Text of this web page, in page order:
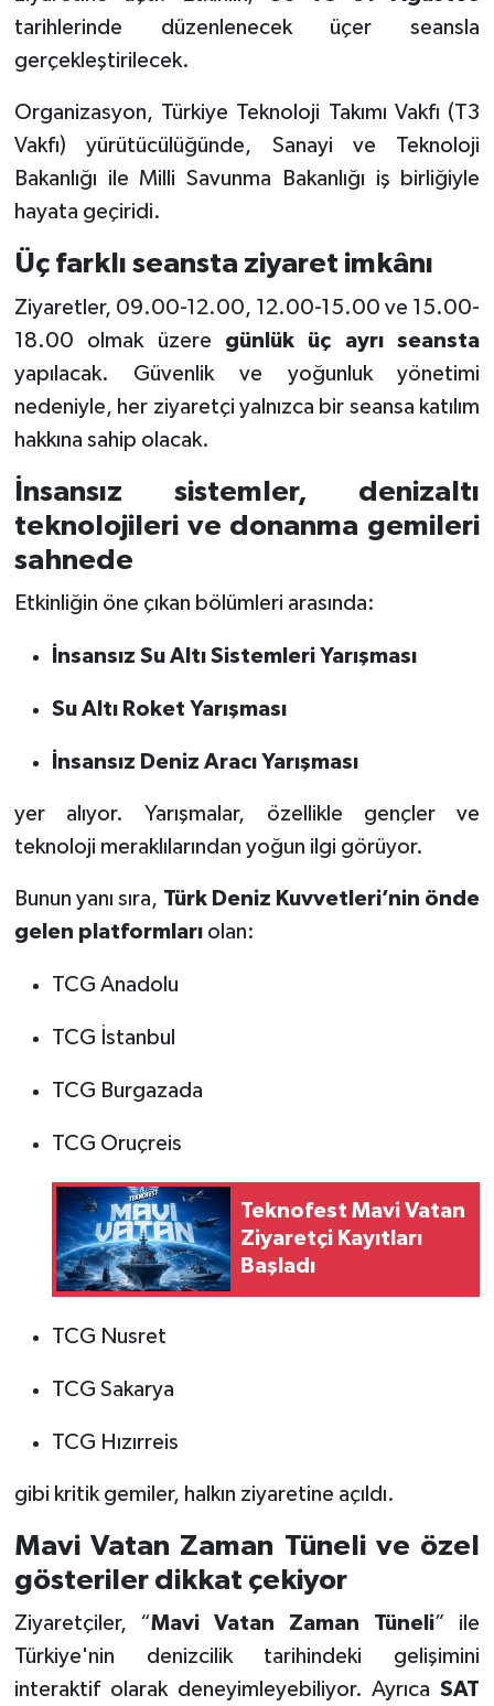
tarihlerinde düzenlenecek üçer seansla
gerçekleştirilecek.
Organizasyon, Türkiye Teknoloji Takımı Vakfı (T3
Vakfı) yürütücülüğünde, Sanayi ve Teknoloji
Bakanlığı ile Milli Savunma Bakanlığı iş birliğiyle
hayata geçiridi.
Üç farklı seansta ziyaret imkânı
Ziyaretler, 09.00-12.00, 12.00-15.00 ve 15.00-
18.00 olmak üzere günlük üç ayrı seansta
yapılacak. Güvenlik ve yoğunluk yönetimi
nedeniyle, her ziyaretçi yalnızca bir seansa katılım
hakkına sahip olacak.
İnsansız sistemler, denizaltı
teknolojileri ve donanma gemileri
sahnede
Etkinliğin öne çıkan bölümleri arasında:
İnsansız Su Altı Sistemleri Yarışması
Su Altı Roket Yarışması
İnsansız Deniz Aracı Yarışması
yer alıyor. Yarışmalar, özellikle gençler ve
teknoloji meraklılarından yoğun ilgi görüyor.
Bunun yanı sıra, Türk Deniz Kuvvetleri’nin önde
gelen platformlarıolan:
TCG Anadolu
TCG İstanbul
TCG Burgazada
TCG Oruçreis
Teknofest Mavi Vatan
Ziyaretçi Kayıtları
Başladı
TCG Nusret
TCG Sakarya
TCG Hızırreis
gibi kritik gemiler, halkın ziyaretine açıldı.
Mavi Vatan Zaman Tüneli ve özel
gösteriler dikkat çekiyor
Ziyaretçiler, “Mavi Vatan Zaman Tüneli” ile
Türkiye'nin denizcilik tarihindeki gelişimini
interaktif olarak deneyimleyebiliyor. AyrıcaSAT